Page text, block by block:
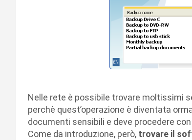
Nelle rete è possibile trovare moltissimi
perchè quest’operazione è diventata
documenti sensibili e deve procedere
Come da introduzione, però, trovare il